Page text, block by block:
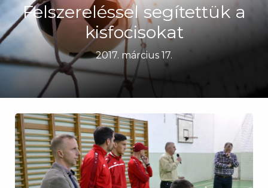
Felszereléssel segítettük a
kisfocisokat
2017. március 17.